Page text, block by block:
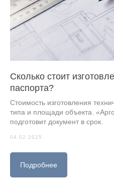
Сколько стоит
паспорта?
Стоимость изготовления
типа и площади объекта.
подготовит документ в срок.
04.02.2025
Подробнее